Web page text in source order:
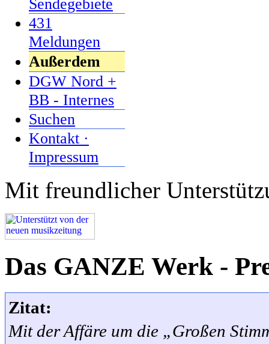
Sendegebiete
431
Meldungen
Außerdem
DGW Nord +
BB - Internes
Suchen
Kontakt ·
Impressum
Mit freundlicher
Das GANZE Werk -
Zitat:
Mit der Affäre um die „Großen